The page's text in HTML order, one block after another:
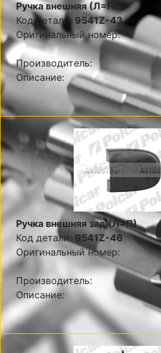
Ручка внешняя (Л=П)
Код детали: 9541Z-43
Оригинальный номер:
Производитель:
Описание:
Ручка внешняя зад (Л=П)
Код детали: 9541Z-46
Оригинальный номер:
Производитель:
Описание: